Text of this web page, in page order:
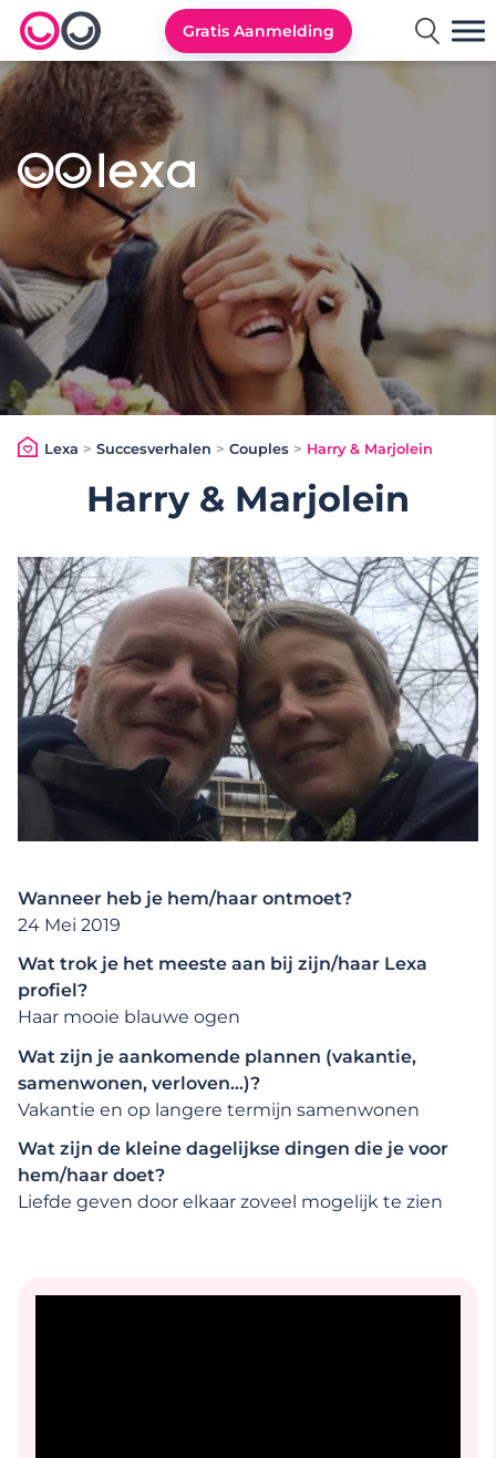
Lexa logo
Gratis Aanmelding
Lexa > Succesverhalen > Couples > Harry & Marjolein
Harry & Marjolein
Wanneer heb je hem/haar ontmoet?
24 Mei 2019
Wat trok je het meeste aan bij zijn/haar Lexa
profiel?
Haar mooie blauwe ogen
Wat zijn je aankomende plannen (vakantie,
samenwonen, verloven…)?
Vakantie en op langere termijn samenwonen
Wat zijn de kleine dagelijkse dingen die je voor
hem/haar doet?
Liefde geven door elkaar zoveel mogelijk te zien